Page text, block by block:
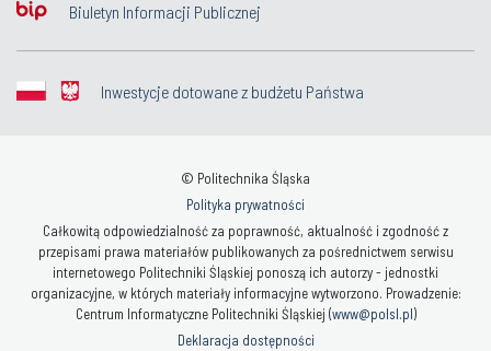
Biuletyn Informacji Publicznej
Inwestycje dotowane z budżetu Państwa
© Politechnika Śląska
Polityka prywatności
Całkowitą odpowiedzialność za poprawność, aktualność i zgodność z
przepisami prawa materiałów publikowanych za pośrednictwem serwisu
internetowego Politechniki Śląskiej ponoszą ich autorzy - jednostki
organizacyjne, w których materiały informacyjne wytworzono. Prowadzenie:
Centrum Informatyczne Politechniki Śląskiej (www@polsl.pl)
Deklaracja dostępności